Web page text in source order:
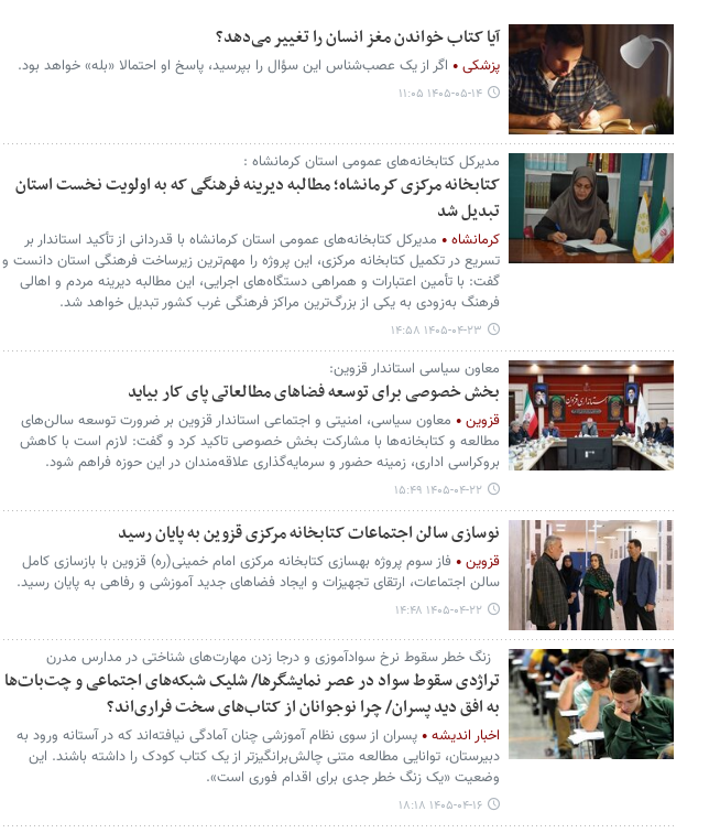
آیا کتاب خواندن مغز انسان را تغییر می‌دهد؟
پزشکی اگر از یک عصب‌شناس این سؤال را بپرسید، پاسخ او احتمالا «بله» خواهد بود.
۱۴۰۵-۰۵-۱۴ ۱۱:۰۵
مدیرکل کتابخانه‌های عمومی استان کرمانشاه :
کتابخانه مرکزی کرمانشاه؛ مطالبه دیرینه فرهنگی که به اولویت نخست استان
تبدیل شد
کرمانشاه
مدیرکل کتابخانه‌های عمومی استان کرمانشاه با قدردانی از تأکید استاندار بر
تسریع در تکمیل کتابخانه مرکزی، این پروژه را مهم‌ترین زیرساخت فرهنگی استان دانست و
گفت: با تأمین اعتبارات و همراهی دستگاه‌های اجرایی، این مطالبه دیرینه مردم و اهالی
فرهنگ به‌زودی به یکی از بزرگ‌ترین مراکز فرهنگی غرب کشور تبدیل خواهد شد.
۱۴۰۵-۰۴-۲۳ ۱۴:۵۸
معاون سیاسی استاندار قزوین:
بخش خصوصی برای توسعه فضاهای مطالعاتی پای کار بیاید
قزوین
معاون سیاسی، امنیتی و اجتماعی استاندار قزوین بر ضرورت توسعه سالن‌های
مطالعه و کتابخانه‌ها با مشارکت بخش خصوصی تاکید کرد و گفت: لازم است با کاهش
بروکراسی اداری، زمینه حضور و سرمایه‌گذاری علاقه‌مندان در این حوزه فراهم شود.
۱۴۰۵-۰۴-۲۲ ۱۵:۴۹
نوسازی سالن اجتماعات کتابخانه مرکزی قزوین به پایان رسید
قزوین
فاز سوم پروژه بهسازی کتابخانه مرکزی امام خمینی(ره) قزوین با بازسازی کامل
سالن اجتماعات، ارتقای تجهیزات و ایجاد فضاهای جدید آموزشی و رفاهی به پایان رسید.
۱۴۰۵-۰۴-۲۲ ۱۴:۴۸
زنگ خطر سقوط نرخ سوادآموزی و درجا زدن مهارت‌های شناختی در مدارس مدرن
تراژدی سقوط سواد در عصر نمایشگرها/ شلیک شبکه‌های اجتماعی و چت‌بات‌ها
به افق دید پسران/ چرا نوجوانان از کتاب‌های سخت فراری‌اند؟
اخبار اندیشه
پسران از سوی نظام آموزشی چنان آمادگی نیافته‌اند که در آستانه ورود به
دبیرستان، توانایی مطالعه متنی چالش‌برانگیزتر از یک کتاب کودک را داشته باشند. این
وضعیت «یک زنگ خطر جدی برای اقدام فوری است».
۱۴۰۵-۰۴-۱۶ ۱۸:۱۸